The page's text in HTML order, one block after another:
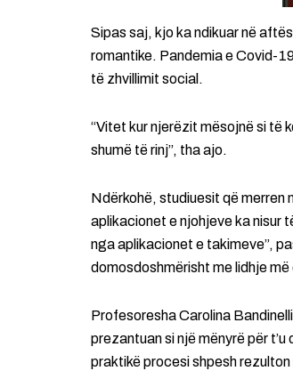
Sipas saj, kjo ka ndikuar në
romantike. Pandemia e Covid-
të zhvillimit social.
“Vitet kur njerëzit mësojnë si të
shumë të rinj”, tha ajo.
Ndërkohë, studiuesit që merren
aplikacionet e njohjeve ka nisur
nga aplikacionet e takimeve”,
domosdoshmërisht me lidhje më
Profesoresha Carolina
prezantuan si një mënyrë për
praktikë procesi shpesh rezulton